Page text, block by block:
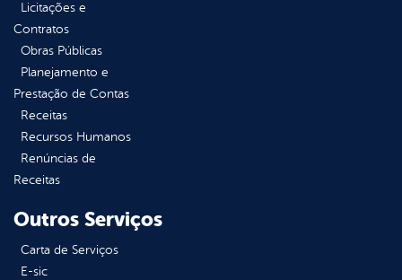
Licitações e
Contratos
Obras Públicas
Planejamento e
Prestação de Contas
Receitas
Recursos Humanos
Renúncias de
Receitas
Outros Serviços
Carta de Serviços
E-sic